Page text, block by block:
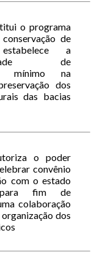
o programa
de
a
de
mínimo na
dos
das bacias
o poder
convênio
com o estado
fim de
colaboração
dos